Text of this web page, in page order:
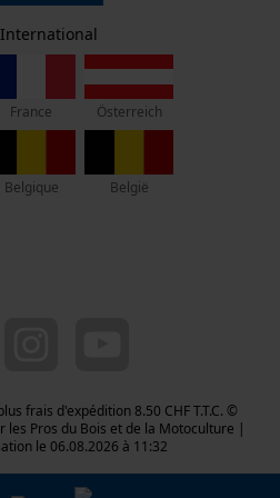
International
France Österreich
Belgique België
frais d'expédition 8.50 CHF T.T.C. ©
les Pros du Bois et de la Motoculture |
le 06.08.2026 à 11:32